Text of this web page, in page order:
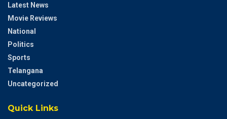
Latest News
Movie Reviews
National
Politics
Sports
Telangana
Uncategorized
Quick Links